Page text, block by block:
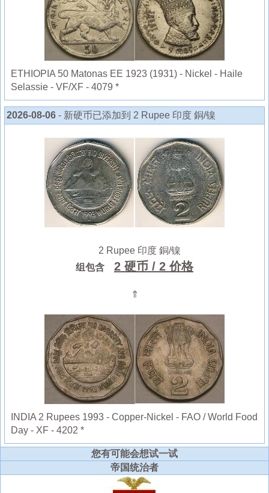
ETHIOPIA 50 Matonas EE 1923 (1931) - Nickel - Haile
Selassie - VF/XF - 4079 *
2026-08-06 - 新硬币已添加到 2 Rupee 印度 銅/镍
2 Rupee 印度 銅/镍
组包含
2 硬币 / 2 价格
⇑
INDIA 2 Rupees 1993 - Copper-Nickel - FAO / World Food
Day - XF - 4202 *
您有可能会想试一试
帝国统治者